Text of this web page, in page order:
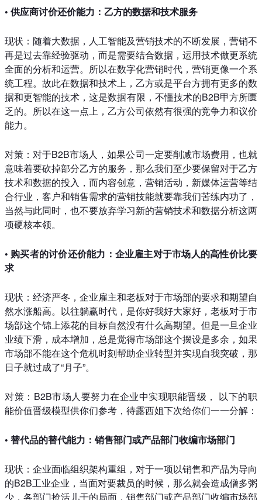
• 供应商讨价还价能力：乙方的数据和技术服务
现状：随着大数据，人工智能及营销技术的不断发展，营销不
再是过去靠经验驱动，而是需要结合数据，运用技术做更系统
全面的分析和运营。所以在数字化营销时代，营销更像一个系
统工程。故此在数据和技术上，乙方或是平台方拥有更多的数
据和更智能的技术，这是数据有限，不懂技术的B2B甲方所匮
乏的。所以在这一点上，乙方公司依然有很强的竞争力和议价
能力。
对策：对于B2B市场人，如果公司一定要削减市场费用，也就
意味着要砍掉部分乙方的服务，那么我们至少要保留对于乙方
技术和数据的投入，而内容创意，营销活动，新媒体运营等结
合行业，客户和销售需求的营销技能就要靠我们苦练内功了，
当然与此同时，也不要放弃学习新的营销技术和数据分析这两
项硬核本领。
• 购买者的讨价还价能力：企业雇主对于市场人的高性价比要
求
现状：经济严冬，企业雇主和老板对于市场部的要求和期望自
然水涨船高。以往躺赢时代，是你好我好大家好，老板对于市
场部这个锦上添花的目标自然没有什么高期望。但是一旦企业
业绩下滑，成本增加，总是觉得市场部这个摆设是多余，如果
市场部不能在这个危机时刻帮助企业转型并实现自我突破，那
日子就过成了“月子”。
对策：B2B市场人要努力在企业中实现职能晋级， 以下的职
能价值晋级模型供你们参考，待露西姐下次给你们一一分解：
• 替代品的替代能力：销售部门或产品部门收编市场部门
现状：企业面临组织架构重组，对于一项以销售和产品为导向
的B2B工业企业，当面对要裁员的时候，那么就会造成僧多粥
少，各部门抢活儿干的局面，销售部门或产品部门收编市场部